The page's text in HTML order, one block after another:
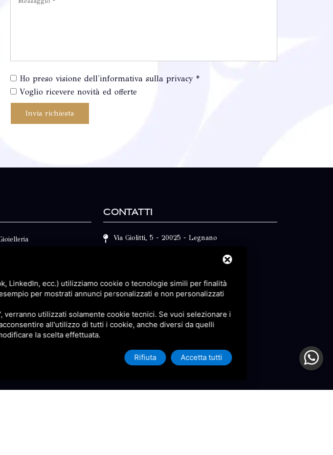
Ho preso visione dell'informativa sulla privacy *
Voglio ricevere novità ed offerte
Invia richiesta
Contatti
Via Giolitti, 5 - 20025 - Legnano
info@antoniosartori.com
LinkedIn, ecc.) utilizziamo cookie o tecnologie simili per finalità
per mostrati annunci personalizzati e non personalizzati
utilizzati solamente cookie tecnici. Se vuoi selezionare i
all'utilizzo di tutti i cookie, anche diversi da quelli
la scelta effettuata.
Rifiuta Accetta tutti